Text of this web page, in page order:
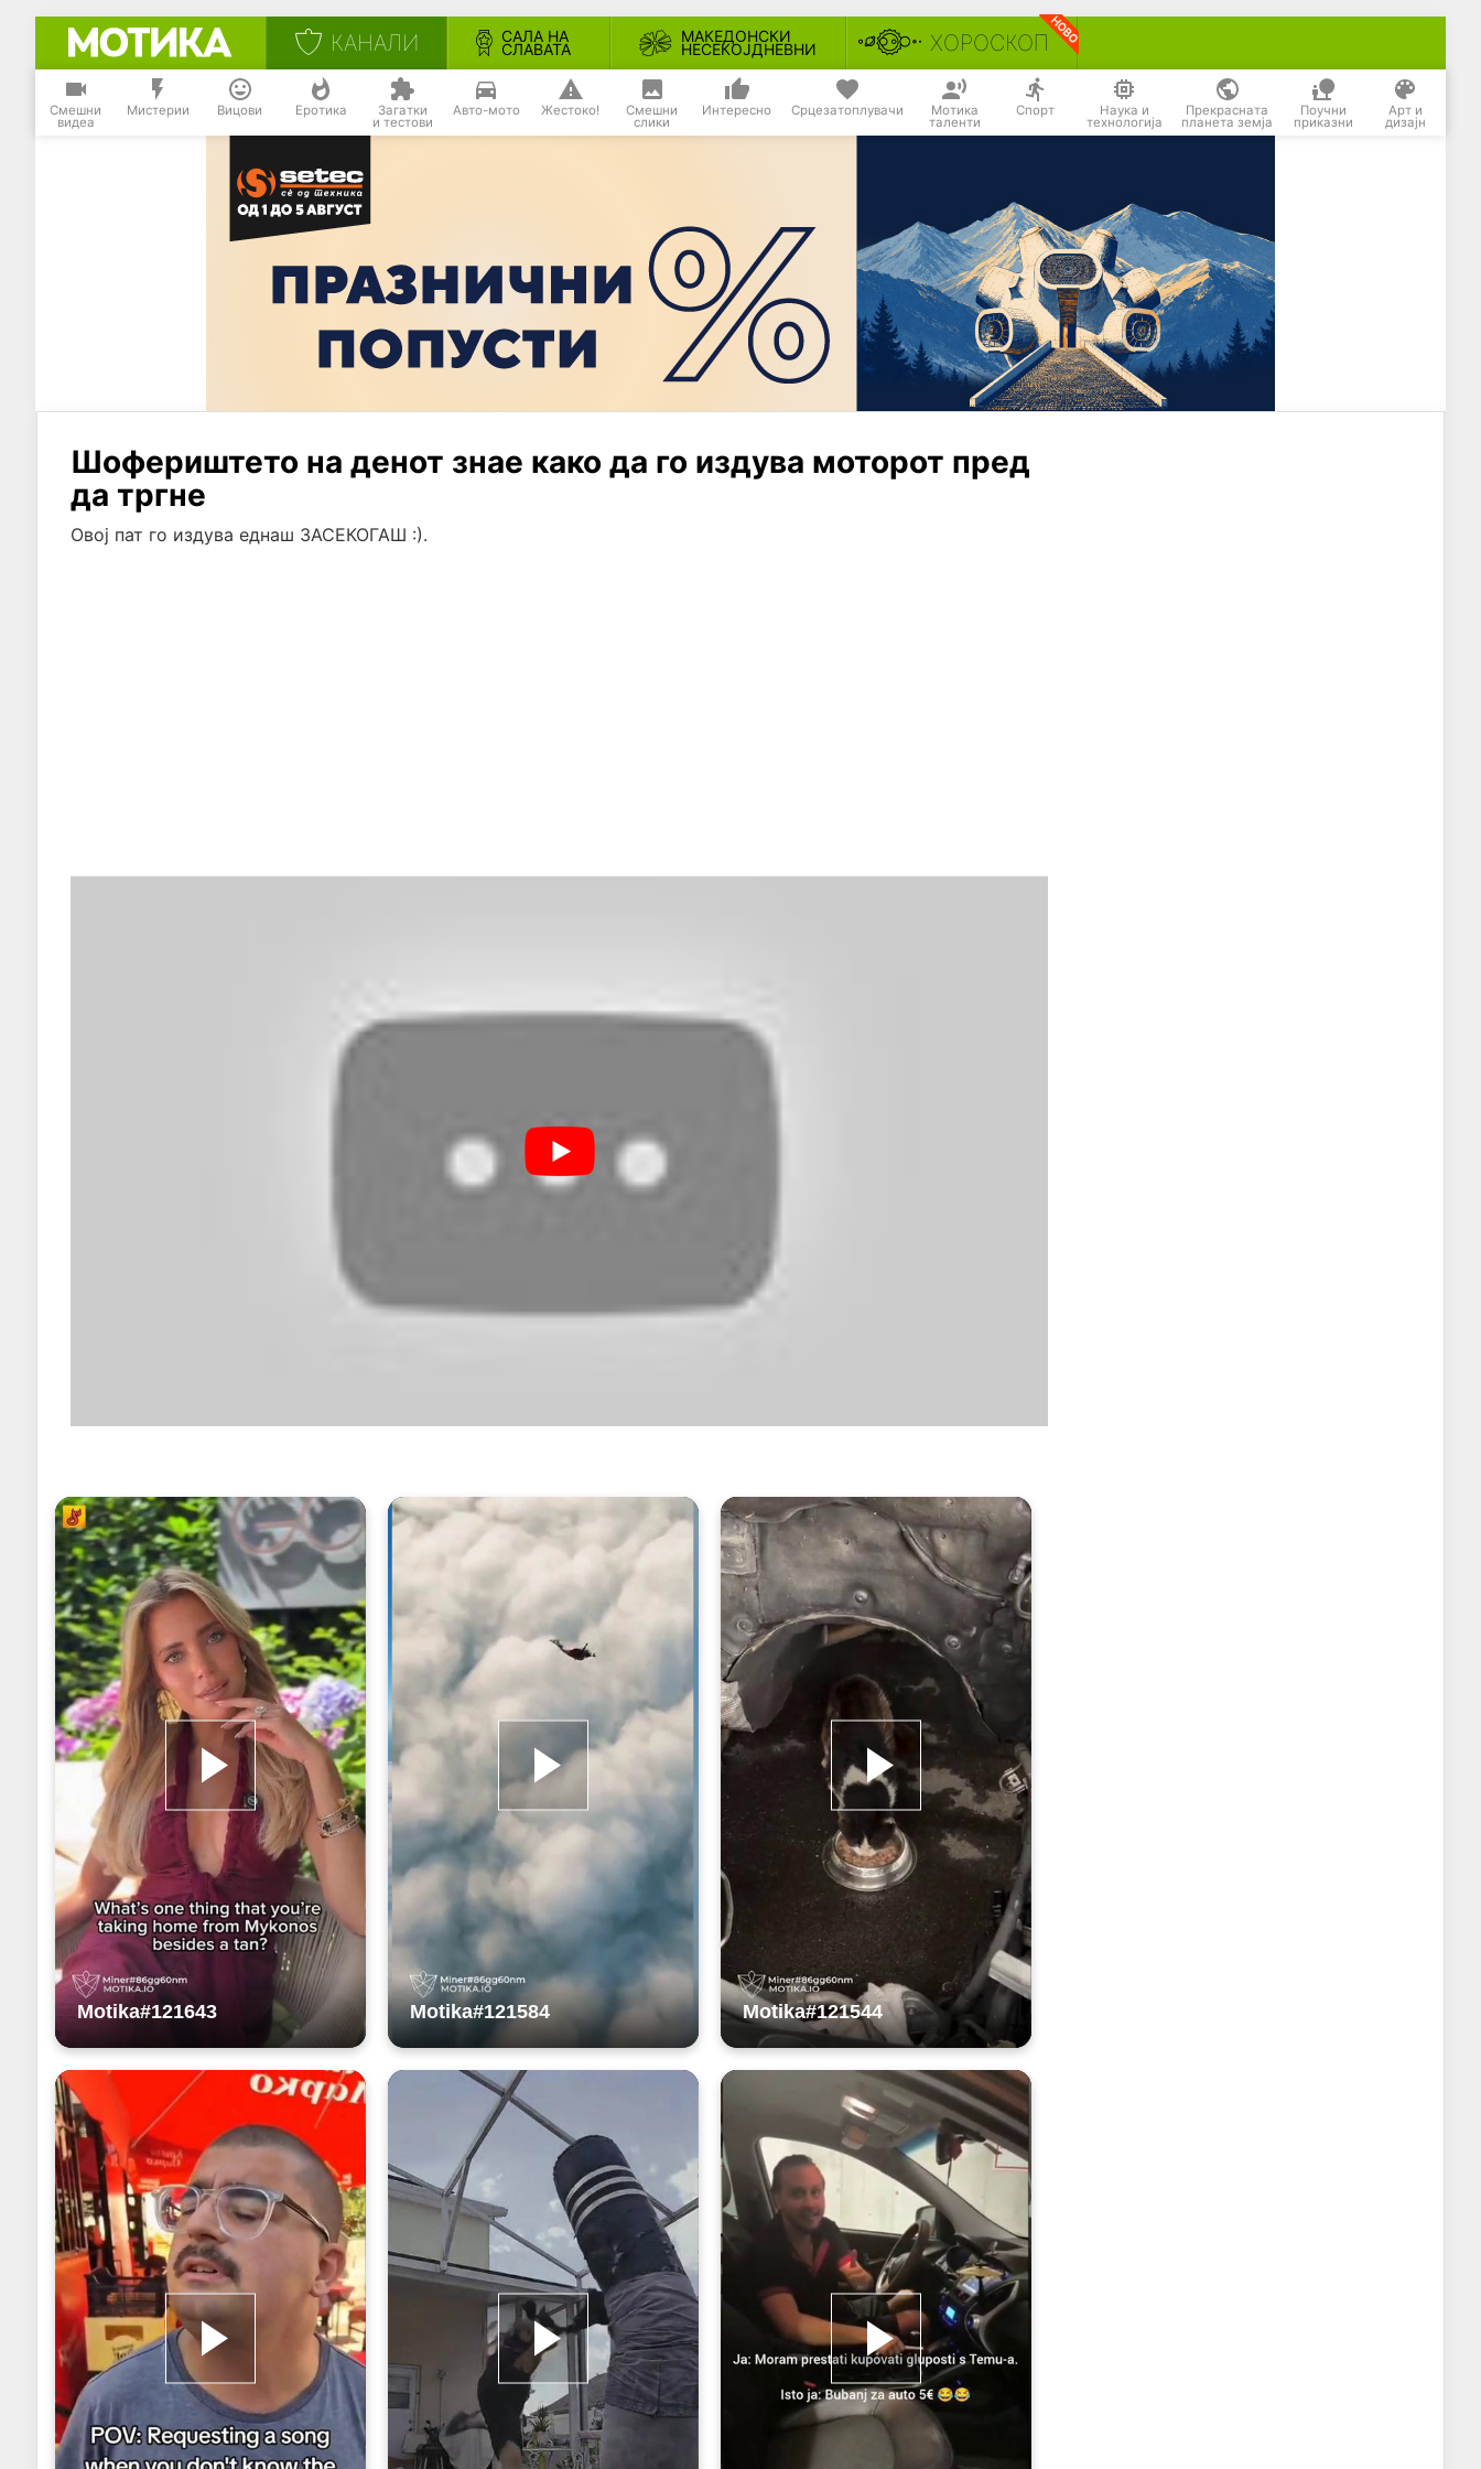
КАНАЛИ САЛА НА
СЛАВАТА
МАКЕДОНСКИ
НЕСЕКОЈДНЕВНИ ХОРОСКОП
Смешни
видеа
Мистерии Вицови Еротика Загатки
и тестови
Авто-мото Жестоко! Смешни
слики
Интересно Срцезатоплувачи Мотика
таленти
Спорт Наука и
технологија
Прекрасната
планета земја
Поучни
приказни
Арт и
дизајн
Шофериштето на денот знае како да го издува моторот пред
да тргне
Овој пат го издува еднаш ЗАСЕКОГАШ :).